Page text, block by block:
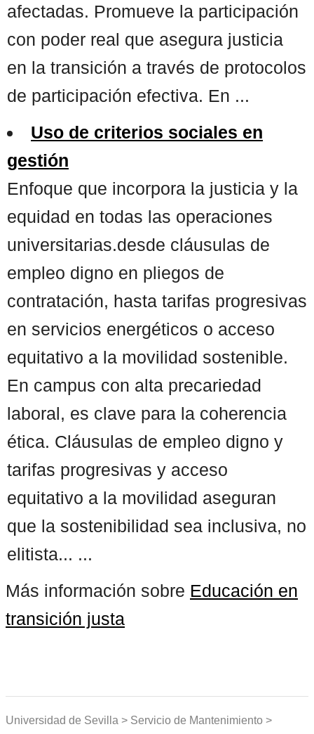
afectadas. Promueve la participación
con poder real que asegura justicia
en la transición a través de protocolos
de participación efectiva. En ...
Uso de criterios sociales en
gestión
Enfoque que incorpora la justicia y la
equidad en todas las operaciones
universitarias.desde cláusulas de
empleo digno en pliegos de
contratación, hasta tarifas progresivas
en servicios energéticos o acceso
equitativo a la movilidad sostenible.
En campus con alta precariedad
laboral, es clave para la coherencia
ética. Cláusulas de empleo digno y
tarifas progresivas y acceso
equitativo a la movilidad aseguran
que la sostenibilidad sea inclusiva, no
elitista... ...
Más información sobre Educación en
transición justa
Universidad de Sevilla > Servicio de Mantenimiento >